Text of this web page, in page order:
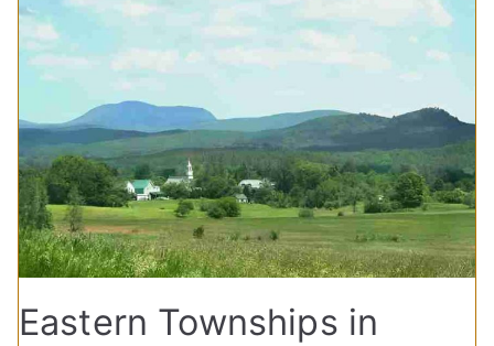
Eastern Townships in